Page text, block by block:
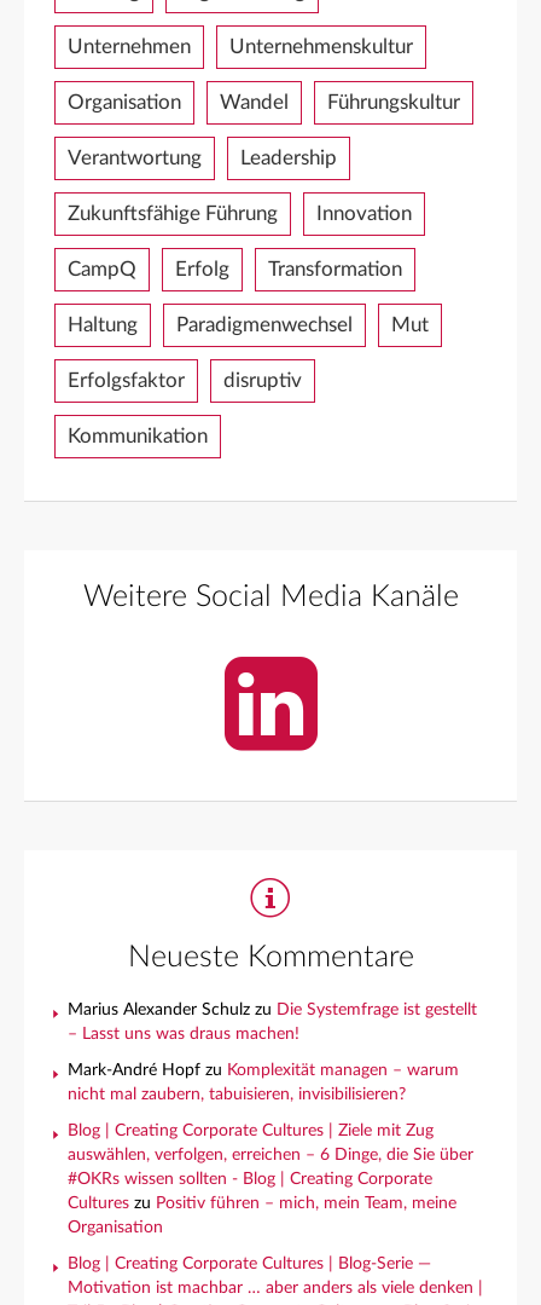
Unternehmen Unternehmenskultur
Organisation Wandel Führungskultur
Verantwortung Leadership
Zukunftsfähige Führung Innovation
CampQ Erfolg Transformation
Haltung Paradigmenwechsel Mut
Erfolgsfaktor disruptiv
Kommunikation
Weitere Social Media Kanäle
Neueste Kommentare
Marius Alexander Schulz zu Die Systemfrage ist gestellt
– Lasst uns was draus machen!
Mark-André Hopf zu Komplexität managen – warum
nicht mal zaubern, tabuisieren, invisibilisieren?
Blog | Creating Corporate Cultures | Ziele mit Zug
auswählen, verfolgen, erreichen – 6 Dinge, die Sie über
#OKRs wissen sollten - Blog | Creating Corporate
Cultures zu Positiv führen – mich, mein Team, meine
Organisation
Blog | Creating Corporate Cultures | Blog-Serie —
Motivation ist machbar … aber anders als viele denken |